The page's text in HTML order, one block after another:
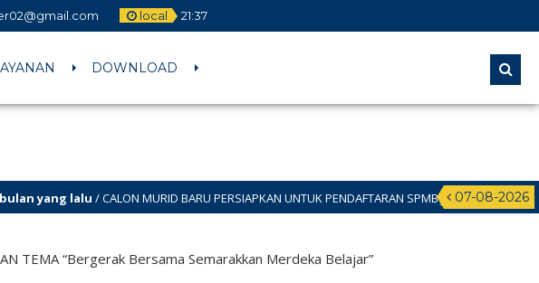
local 21:37
DOWNLOAD
07-08-2026
/ CALON MURID BARU PERSIAPKAN UNTUK PENDAFTARAN SPMB JALUR DOMISILI 11 JUNI 2026
TEMA “Bergerak Bersama Semarakkan Merdeka Belajar”